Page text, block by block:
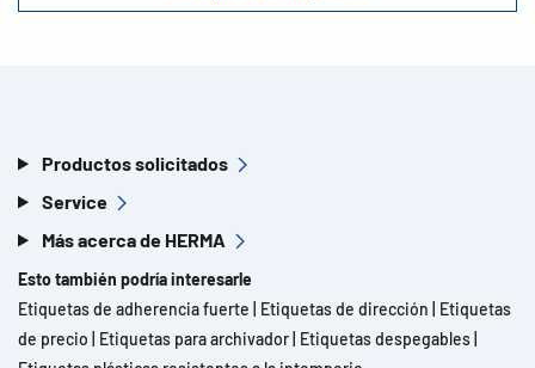
Productos solicitados
Service
Más acerca de HERMA
Esto también podría interesarle
Etiquetas de adherencia fuerte
Etiquetas de dirección
Etiquetas
de precio
Etiquetas para archivador Etiquetas despegables